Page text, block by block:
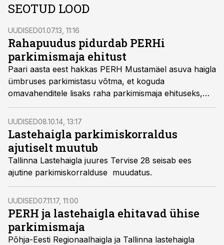
SEOTUD LOOD
UUDISED01.07.13, 11:16
Rahapuudus pidurdab PERHi
parkimismaja ehitust
Paari aasta eest hakkas PERH Mustamäel asuva haigla
ümbruses parkimistasu võtma, et koguda
omavahenditele lisaks raha parkimismaja ehituseks,
kuid parkimisala laiendust praeguses ehitusetapis siiski
ei tule, kirjutas Õhtuleht.
UUDISED08.10.14, 13:17
Lastehaigla parkimiskorraldus
ajutiselt muutub
Tallinna Lastehaigla juures Tervise 28 seisab ees
ajutine parkimiskorralduse muudatus.
UUDISED07.11.17, 11:00
PERH ja lastehaigla ehitavad ühise
parkimismaja
Põhja-Eesti Regionaalhaigla ja Tallinna lastehaigla